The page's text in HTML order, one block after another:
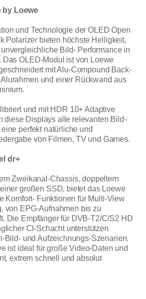
by Loewe
und Technologie der OLED Open
Polarizer bieten höchste Helligkeit,
Bild- Performance in
Das OLED-Modul ist von Loewe
mit Alu-Compound Back-
und einer Rückwand aus
und mit HDR 10+ Adaptive
diese Displays alle relevanten Bild-
perfekt natürliche und
von Filmen, TV und Games.
dr+
Zweikanal-Chassis, doppeltem
großen SSD, bietet das Loewe
Komfort- Funktionen für Multi-View
von EPG-Aufnahmen bis zu
Die Empfänger für DVB-T2/C/S2 HD
CI-Schacht unterstützen
Bild- und Aufzeichnungs-Szenarien.
ist ideal für große Video-Daten und
extrem schnell und absolut